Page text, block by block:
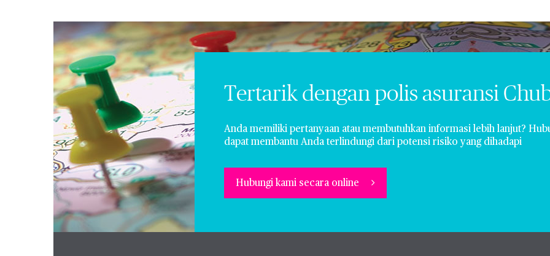
Tertarik dengan polis asuransi
Anda memiliki pertanyaan atau membutuhkan informasi lebih lanjut?
dapat membantu Anda terlindungi dari potensi risiko yang dihadapi
Hubungi kami secara online